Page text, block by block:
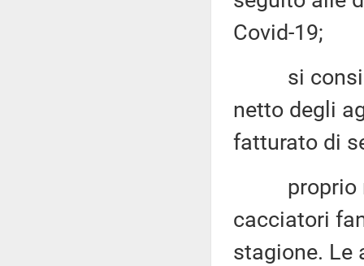
Covid-19;
si
netto degli
fatturato di
proprio
cacciatori
stagione. Le